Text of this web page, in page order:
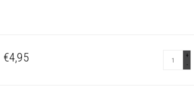
€4,95
+
-